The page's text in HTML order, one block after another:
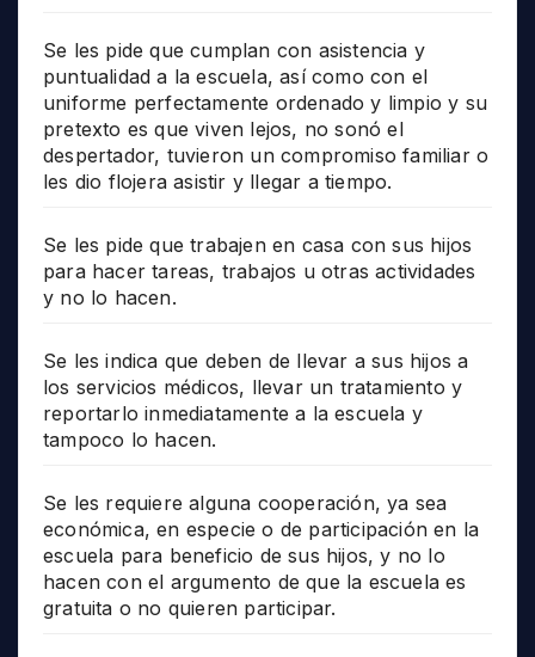
Se les pide que cumplan con asistencia y
puntualidad a la escuela, así como con el
uniforme perfectamente ordenado y limpio y su
pretexto es que viven lejos, no sonó el
despertador, tuvieron un compromiso familiar o
les dio flojera asistir y llegar a tiempo.
Se les pide que trabajen en casa con sus hijos
para hacer tareas, trabajos u otras actividades
y no lo hacen.
Se les indica que deben de llevar a sus hijos a
los servicios médicos, llevar un tratamiento y
reportarlo inmediatamente a la escuela y
tampoco lo hacen.
Se les requiere alguna cooperación, ya sea
económica, en especie o de participación en la
escuela para beneficio de sus hijos, y no lo
hacen con el argumento de que la escuela es
gratuita o no quieren participar.